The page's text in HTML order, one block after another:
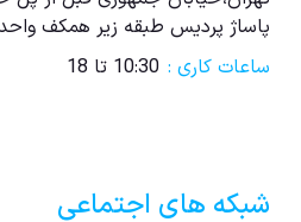
پاساژ پردیس طبقه زیر همکف واحد
ساعات کاری : 10:30 تا 18
شبکه های اجتماعی